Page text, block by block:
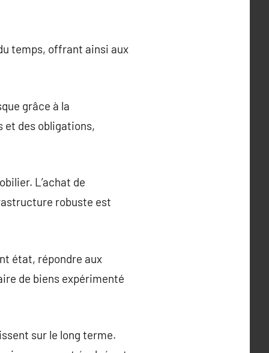
temps, offrant ainsi aux
grâce à la
et des obligations,
L’achat de
robuste est
état, répondre aux
de biens expérimenté
sur le long terme.